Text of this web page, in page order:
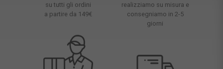
su tutti gli ordini
a partire da 149€
realizziamo su misura e
consegniamo in 2-5
giorni